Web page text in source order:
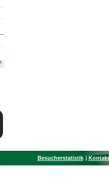
Besucherstatistik Kontakt